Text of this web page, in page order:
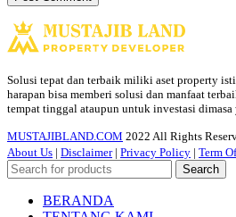
Solusi tepat dan terbaik miliki aset property
harapan bisa memberi solusi dan manfaat
tempat tinggal ataupun untuk investasi dimasa
MUSTAJIBLAND.COM 2022 All Rights
About Us | Disclaimer| Privacy Policy | Term
Search
BERANDA